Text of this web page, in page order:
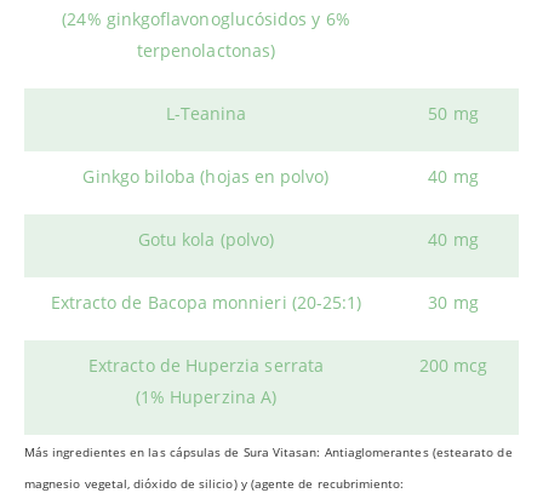
(24% ginkgoflavonoglucósidos y 6%
terpenolactonas)
L-Teanina 50 mg
Ginkgo biloba (hojas en polvo) 40 mg
Gotu kola (polvo) 40 mg
Extracto de Bacopa monnieri (20-25:1) 30 mg
Extracto de Huperzia serrata
(1% Huperzina A)
200 mcg
Más ingredientes en las cápsulas de Sura Vitasan: Antiaglomerantes (estearato de
magnesio vegetal, dióxido de silicio) y (agente de recubrimiento: